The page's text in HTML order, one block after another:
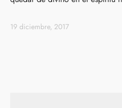
19 diciembre, 2017